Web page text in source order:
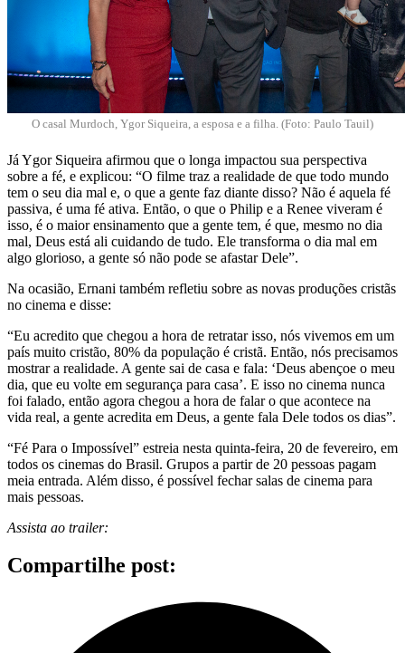
O casal Murdoch, Ygor Siqueira, a esposa e a filha. (Foto: Paulo Tauil)
Já Ygor Siqueira afirmou que o longa impactou sua perspectiva
sobre a fé, e explicou: “O filme traz a realidade de que todo mundo
tem o seu dia mal e, o que a gente faz diante disso? Não é aquela fé
passiva, é uma fé ativa. Então, o que o Philip e a Renee viveram é
isso, é o maior ensinamento que a gente tem, é que, mesmo no dia
mal, Deus está ali cuidando de tudo. Ele transforma o dia mal em
algo glorioso, a gente só não pode se afastar Dele”.
Na ocasião, Ernani também refletiu sobre as novas produções cristãs
no cinema e disse:
“Eu acredito que chegou a hora de retratar isso, nós vivemos em um
país muito cristão, 80% da população é cristã. Então, nós precisamos
mostrar a realidade. A gente sai de casa e fala: ‘Deus abençoe o meu
dia, que eu volte em segurança para casa’. E isso no cinema nunca
foi falado, então agora chegou a hora de falar o que acontece na
vida real, a gente acredita em Deus, a gente fala Dele todos os dias”.
“Fé Para o Impossível” estreia nesta quinta-feira, 20 de fevereiro, em
todos os cinemas do Brasil. Grupos a partir de 20 pessoas pagam
meia entrada. Além disso, é possível fechar salas de cinema para
mais pessoas.
Assista ao trailer:
Compartilhe post: